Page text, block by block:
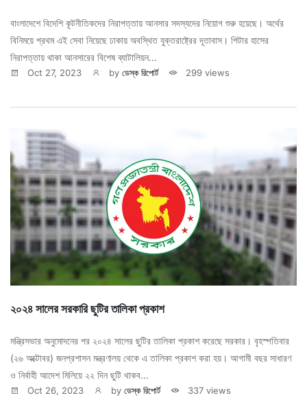
বাংলাদেশে বিদেশি কূটনীতিকদের নিরাপত্তায় আনসার সদস্যদের নিয়োগ শুরু হয়েছে। অর্থের
বিনিময়ে প্রথম এই সেবা নিয়েছে ঢাকায় অবস্থিত যুক্তরাষ্ট্রের দূতাবাস। পিটার হাসের
নিরাপত্তায় থাকা আনসারের বিশেষ ব্যাটালিয়ন...
Oct 27, 2023 by ডেস্ক রিপোর্ট 299 views
২০২৪ সালের সরকারি ছুটির তালিকা প্রকাশ
মন্ত্রিসভার অনুমোদনের পর ২০২৪ সালের ছুটির তালিকা প্রকাশ করেছে সরকার। বৃহস্পতিবার
(২৬ অক্টোবর) জনপ্রশাসন মন্ত্রণালয় থেকে এ তালিকা প্রকাশ করা হয়। আগামী বছর সাধারণ
ও নির্বাহী আদেশ মিলিয়ে ২২ দিন ছুটি থাকব...
Oct 26, 2023 by ডেস্ক রিপোর্ট 337 views